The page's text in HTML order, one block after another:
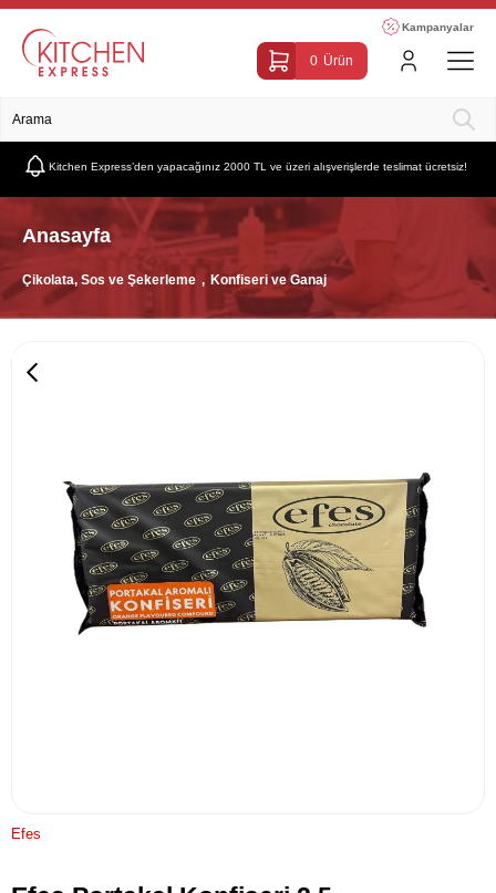
Kampanyalar
0 Ürün
Kitchen Express’den yapacağınız 2000 TL ve üzeri alışverişlerde teslimat ücretsiz!
Anasayfa
Çikolata, Sos ve Şekerleme Konfiseri ve Ganaj
Efes